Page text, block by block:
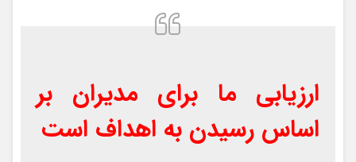
ارزیابی ما برای مدیران بر
اساس رسیدن به اهداف است